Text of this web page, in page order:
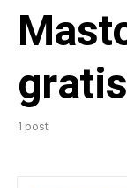
gratis
1 post